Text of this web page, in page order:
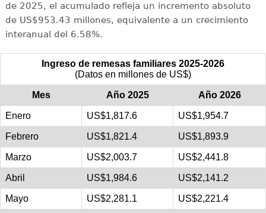
de 2025, el acumulado refleja un incremento absoluto
de US$953.43 millones, equivalente a un crecimiento
interanual del 6.58%.
Ingreso de remesas familiares 2025-2026
(Datos en millones de US$)
Mes Año 2025 Año 2026
Enero US$1,817.6 US$1,954.7
Febrero US$1,821.4 US$1,893.9
Marzo US$2,003.7 US$2,441.8
Abril US$1,984.6 US$2,141.2
Mayo US$2,281.1 US$2,221.4